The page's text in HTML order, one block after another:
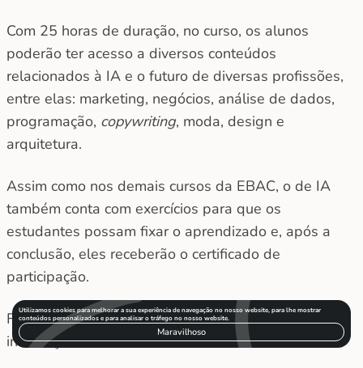
Com 25 horas de duração, no curso, os alunos
poderão ter acesso a diversos conteúdos
relacionados à IA e o futuro de diversas profissões,
entre elas: marketing, negócios, análise de dados,
programação, copywriting, moda, design e
arquitetura.
Assim como nos demais cursos da EBAC, o de IA
também conta com exercícios para que os
estudantes possam fixar o aprendizado e, após a
conclusão, eles receberão o certificado de
participação.
Ficou com vontade de ter acesso ao conteúdo de
introdução à IA? Então,venha ser um aluno EBAC!
Utilizamos cookies para melhorar a sua experiência de navegação no nosso website, para lhe mostrar
conteúdos personalizados e para analisar o tráfego no nosso website.
Maravilhoso